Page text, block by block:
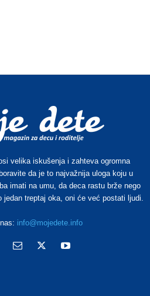
velika iskušenja i zahteva ogromna
da je to najvažnija uloga koju u
imati na umu, da deca rastu brže nego
treptaj oka, oni će već postati ljudi.
info@mojedete.info